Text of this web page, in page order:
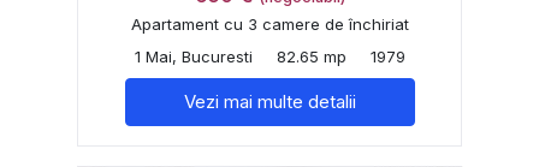
Apartament cu 3 camere de închiriat
1 Mai, Bucuresti
82.65 mp 1979
Vezi mai multe detalii